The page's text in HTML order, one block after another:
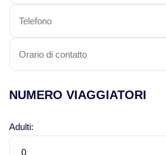
NUMERO VIAGGIATORI
Adulti: